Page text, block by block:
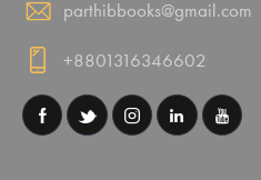
parthibbooks@gmail.com
+8801316346602